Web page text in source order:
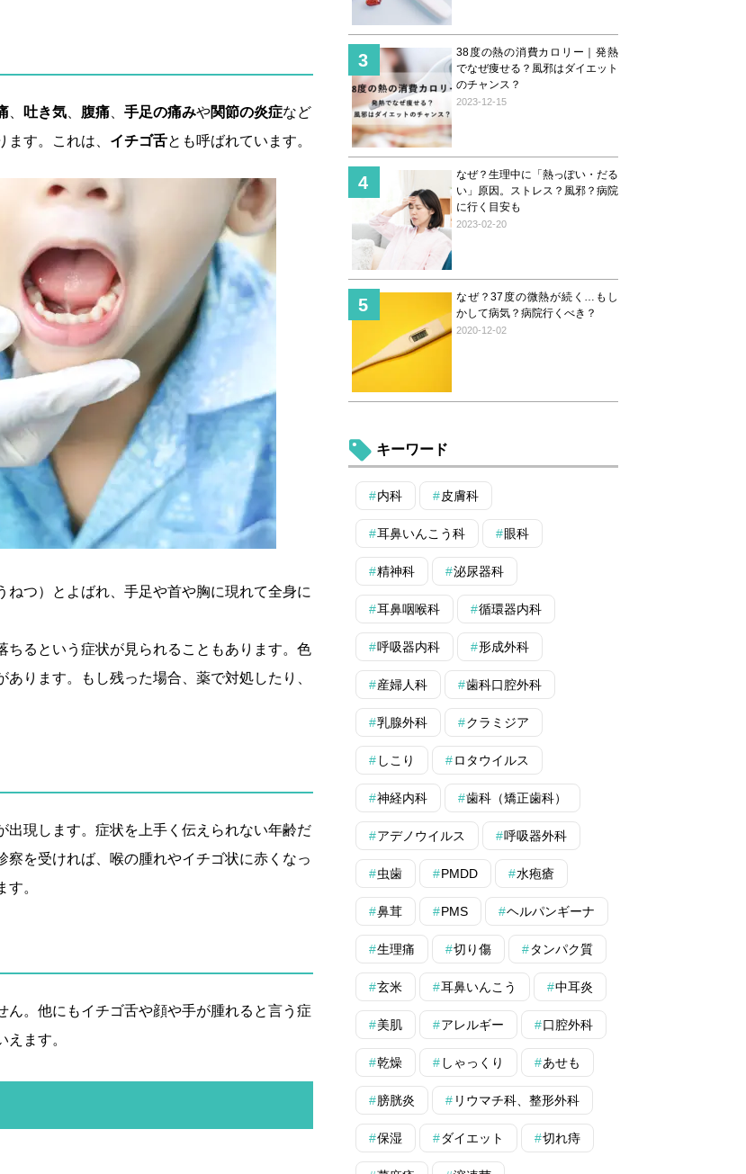
吐き気 腹痛 手足の痛みや関節の炎症など
す。これは、 イチゴ舌とも呼ばれています。
つ）とよばれ、手足や首や胸に現れて全身に
るという症状が見られることもあります。色
ります。もし残った場合、薬で対処したり、
現します。症状を上手く伝えられない年齢だ
を受ければ、喉の腫れやイチゴ状に赤くなっ
。
。他にもイチゴ舌や顔や手が腫れると言う症
えます。
38度の熱の消費カロリー｜発熱
でなぜ痩せる？風邪はダイエット
のチャンス？
2023-12-15
なぜ？生理中に「熱っぽい・だる
い」原因。ストレス？風邪？病院
に行く目安も
2023-02-20
なぜ？37度の微熱が続く…もし
かして病気？病院行くべき？
2020-12-02
キーワード
内科 皮膚科
耳鼻いんこう科 眼科
精神科 泌尿器科
耳鼻咽喉科 循環器内科
呼吸器内科 形成外科
産婦人科 歯科口腔外科
乳腺外科 クラミジア
しこり ロタウイルス
神経内科 歯科（矯正歯科）
アデノウイルス 呼吸器外科
虫歯 PMDD 水疱瘡
鼻茸 PMS ヘルパンギーナ
生理痛 切り傷 タンパク質
玄米 耳鼻いんこう 中耳炎
美肌 アレルギー 口腔外科
乾燥 しゃっくり あせも
膀胱炎 リウマチ科、整形外科
保湿 ダイエット 切れ痔